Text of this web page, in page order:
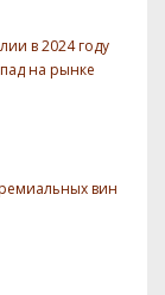
в 2024 году
на рынке
вин